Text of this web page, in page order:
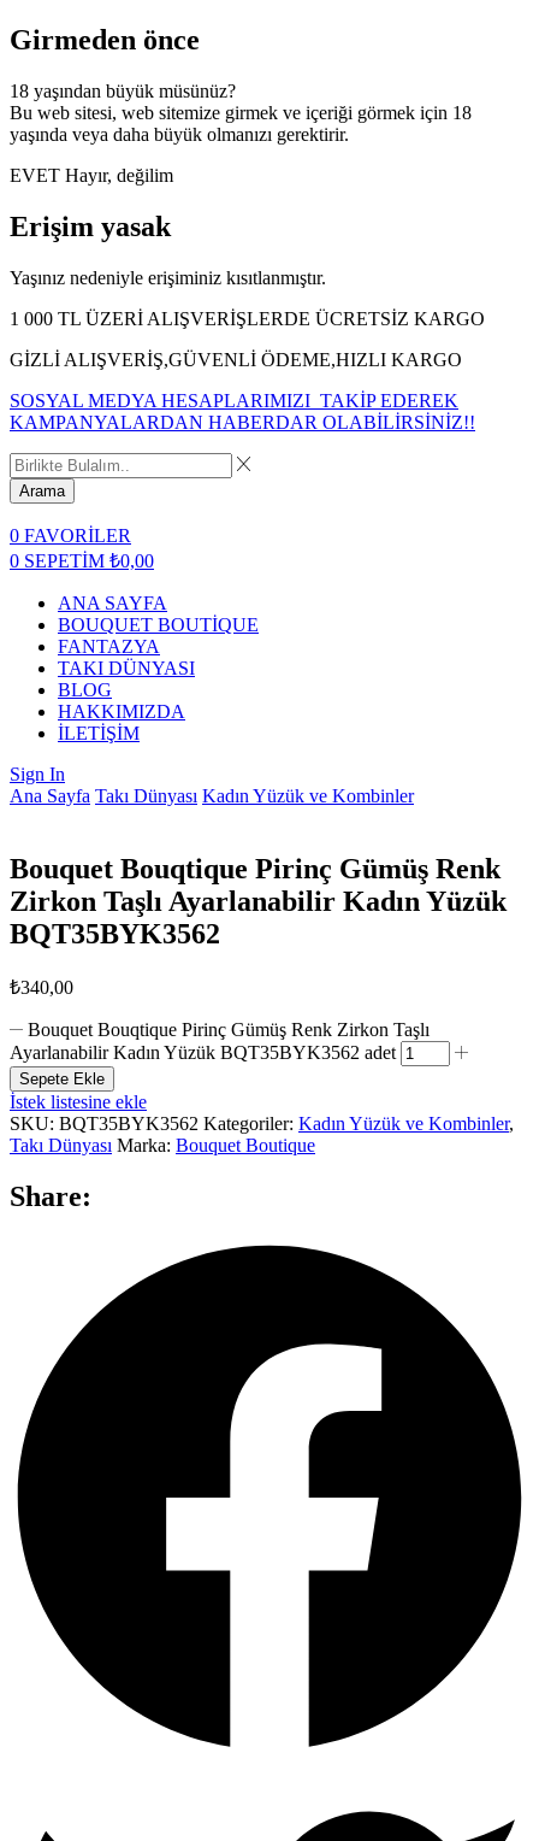
Girmeden önce
18 yaşından büyük müsünüz?
Bu web sitesi, web sitemize girmek ve içeriği görmek için 18
yaşında veya daha büyük olmanızı gerektirir.
EVET Hayır, değilim
Erişim yasak
Yaşınız nedeniyle erişiminiz kısıtlanmıştır.
1 000 TL ÜZERİ ALIŞVERİŞLERDE ÜCRETSİZ KARGO
GİZLİ ALIŞVERİŞ,GÜVENLİ ÖDEME,HIZLI KARGO
SOSYAL MEDYA HESAPLARIMIZI TAKİP EDEREK
KAMPANYALARDAN HABERDAR OLABİLİRSİNİZ!!
Arama
0 FAVORİLER
0 SEPETİM ₺0,00
ANA SAYFA
BOUQUET BOUTİQUE
FANTAZYA
TAKI DÜNYASI
BLOG
HAKKIMIZDA
İLETİŞİM
Sign In
Ana Sayfa Takı Dünyası Kadın Yüzük ve Kombinler
Bouquet Bouqtique Pirinç Gümüş Renk
Zirkon Taşlı Ayarlanabilir Kadın Yüzük
BQT35BYK3562
₺340,00
Bouquet Bouqtique Pirinç Gümüş Renk Zirkon Taşlı
Ayarlanabilir Kadın Yüzük BQT35BYK3562 adet
Sepete Ekle
İstek listesine ekle
SKU: BQT35BYK3562 Kategoriler: Kadın Yüzük ve Kombinler,
Takı Dünyası Marka: Bouquet Boutique
Share: